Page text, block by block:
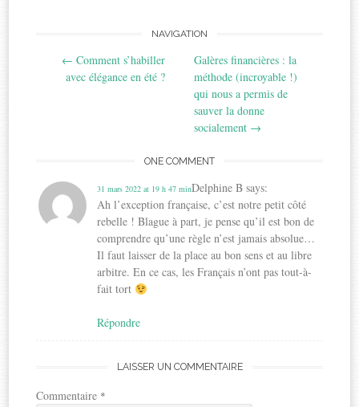
navigation
NAVIGATION
← Comment s’habiller
avec élégance en été ?
Galères financières : la
méthode (incroyable !)
qui nous a permis de
sauver la donne
socialement →
ONE COMMENT
Delphine B says:
31 mars 2022 at 19 h 47 min
Ah l’exception française, c’est notre petit côté
rebelle ! Blague à part, je pense qu’il est bon de
comprendre qu’une règle n’est jamais absolue…
Il faut laisser de la place au bon sens et au libre
arbitre. En ce cas, les Français n’ont pas tout-à-
fait tort
Répondre
LAISSER UN COMMENTAIRE
Commentaire *